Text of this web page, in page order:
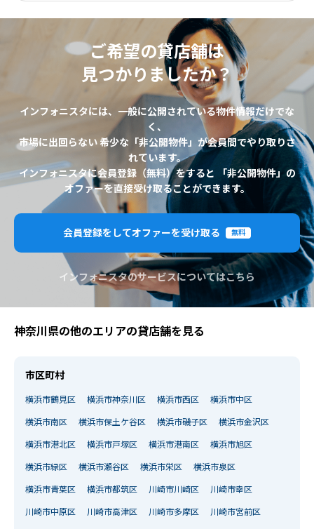
ご希望の貸店舗は
見つかりましたか？
インフォニスタには、一般に公開されている物件情報だけでな
く、
市場に出回らない 希少な「非公開物件」が会員間でやり取りさ
れています。
インフォニスタに会員登録（無料）をすると 「非公開物件」の
オファーを直接受け取ることができます。
会員登録をしてオファーを受け取る 無料
インフォニスタのサービスについてはこちら
神奈川県の他のエリアの貸店舗を見る
市区町村
横浜市鶴見区 横浜市神奈川区 横浜市西区 横浜市中区
横浜市南区 横浜市保土ケ谷区 横浜市磯子区 横浜市金沢区
横浜市港北区 横浜市戸塚区 横浜市港南区 横浜市旭区
横浜市緑区 横浜市瀬谷区 横浜市栄区 横浜市泉区
横浜市青葉区 横浜市都筑区 川崎市川崎区 川崎市幸区
川崎市中原区 川崎市高津区 川崎市多摩区 川崎市宮前区